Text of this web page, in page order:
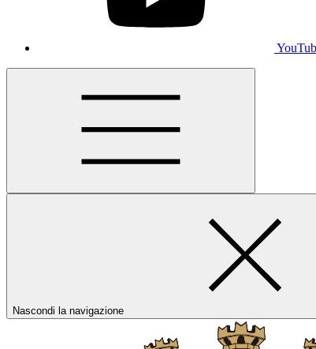
Nascondi la navigazione